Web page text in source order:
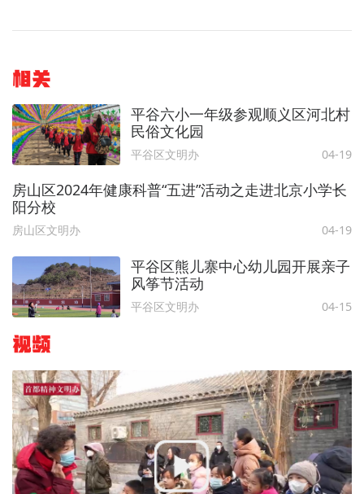
相关
平谷六小一年级参观顺义区河北村
民俗文化园
平谷区文明办 04-19
房山区2024年健康科普“五进”活动之走进北京小学长
阳分校
房山区文明办 04-19
平谷区熊儿寨中心幼儿园开展亲子
风筝节活动
平谷区文明办 04-15
视频